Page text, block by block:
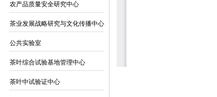
农产品质量安全研究中心
茶业发展战略研究与文化传播中心
公共实验室
茶叶综合试验基地管理中心
茶叶中试验证中心